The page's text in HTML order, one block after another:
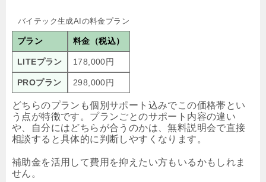
バイテック生成AIの料金プラン
プラン 料金（税込）
LITEプラン 178,000円
PROプラン 298,000円
どちらのプランも個別サポート込みでこの価格帯とい
う点が特徴です。プランごとのサポート内容の違い
や、自分にはどちらが合うのかは、無料説明会で直接
相談すると具体的に判断しやすくなります。
補助金を活用して費用を抑えたい方もいるかもしれま
せん。